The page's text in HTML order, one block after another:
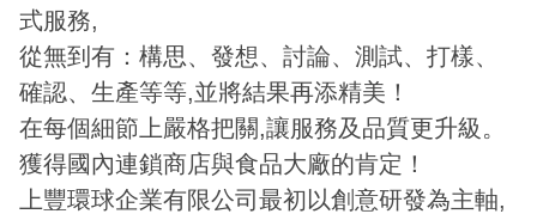
式服務,
從無到有：構思、發想、討論、測試、打樣、
確認、生產等等,並將結果再添精美！
在每個細節上嚴格把關,讓服務及品質更升級。
獲得國內連鎖商店與食品大廠的肯定！
上豐環球企業有限公司最初以創意研發為主軸,